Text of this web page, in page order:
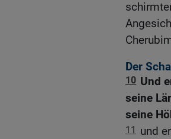
Der
10 Und
seine
seine
11
und